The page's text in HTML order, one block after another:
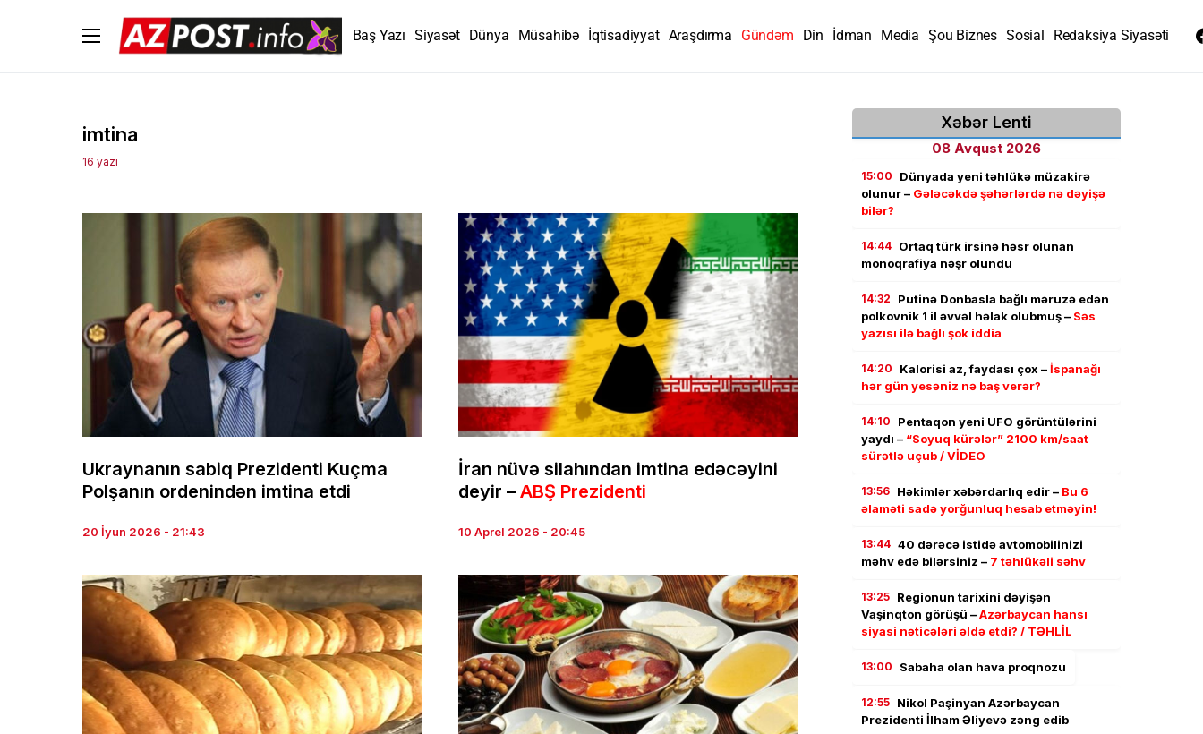
Baş Yazı Siyasət Dünya Müsahibə İqtisadiyyat Araşdırma Gündəm Din İdman Media Şou Biznes Sosial Redaksiya Siyasəti
imtina
16 yazı
Ukraynanın sabiq Prezidenti Kuçma
Polşanın ordenindən imtina etdi
20 İyun 2026 - 21:43
İran nüvə silahından imtina edəcəyini
deyir – ABŞ Prezidenti
10 Aprel 2026 - 20:45
Xəbər Lenti
08 Avqust 2026
15:00
Dünyada yeni təhlükə müzakirə
olunur – Gələcəkdə şəhərlərdə nə dəyişə
bilər?
14:44 Ortaq türk irsinə həsr olunan
monoqrafiya nəşr olundu
14:32
Putinə Donbasla bağlı məruzə edən
polkovnik 1 il əvvəl həlak olubmuş – Səs
yazısı ilə bağlı şok iddia
14:20 Kalorisi az, faydası çox –İspanağı
hər gün yesəniz nə baş verər?
14:10
Pentaqon yeni UFO görüntülərini
yaydı – “Soyuq kürələr” 2100 km/saat
sürətlə uçub / VİDEO
13:56 Həkimlər xəbərdarlıq edir – Bu 6
əlaməti sadə yorğunluq hesab etməyin!
13:44 40 dərəcə istidə avtomobilinizi
məhv edə bilərsiniz – 7 təhlükəli səhv
13:25 Regionun tarixini dəyişən
Vaşinqton görüşü –Azərbaycan hansı
siyasi nəticələri əldə etdi? / TƏHLİL
13:00 Sabaha olan hava proqnozu
12:55 Nikol Paşinyan Azərbaycan
Prezidenti İlham Əliyevə zəng edib